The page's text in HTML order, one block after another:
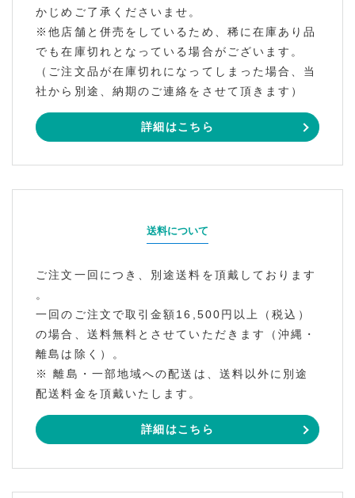
かじめご了承くださいませ。
※他店舗と併売をしているため、稀に在庫あり品
でも在庫切れとなっている場合がございます。
（ご注文品が在庫切れになってしまった場合、当
社から別途、納期のご連絡をさせて頂きます）
詳細はこちら
送料について
ご注文一回につき、別途送料を頂戴しております
。
一回のご注文で取引金額16,500円以上（税込）
の場合、送料無料とさせていただきます（沖縄・
離島は除く）。
※ 離島・一部地域への配送は、送料以外に別途
配送料金を頂戴いたします。
詳細はこちら